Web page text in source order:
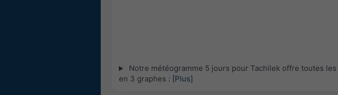
Notre météogramme 5 jours pour Tachilek offre toutes
en 3 graphes : [Plus]